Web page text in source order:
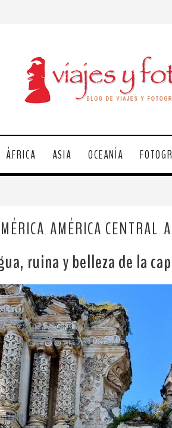
ÁFRICA ASIA OCEANÍA
AMÉRICA CENTRAL
ruina y belleza de la